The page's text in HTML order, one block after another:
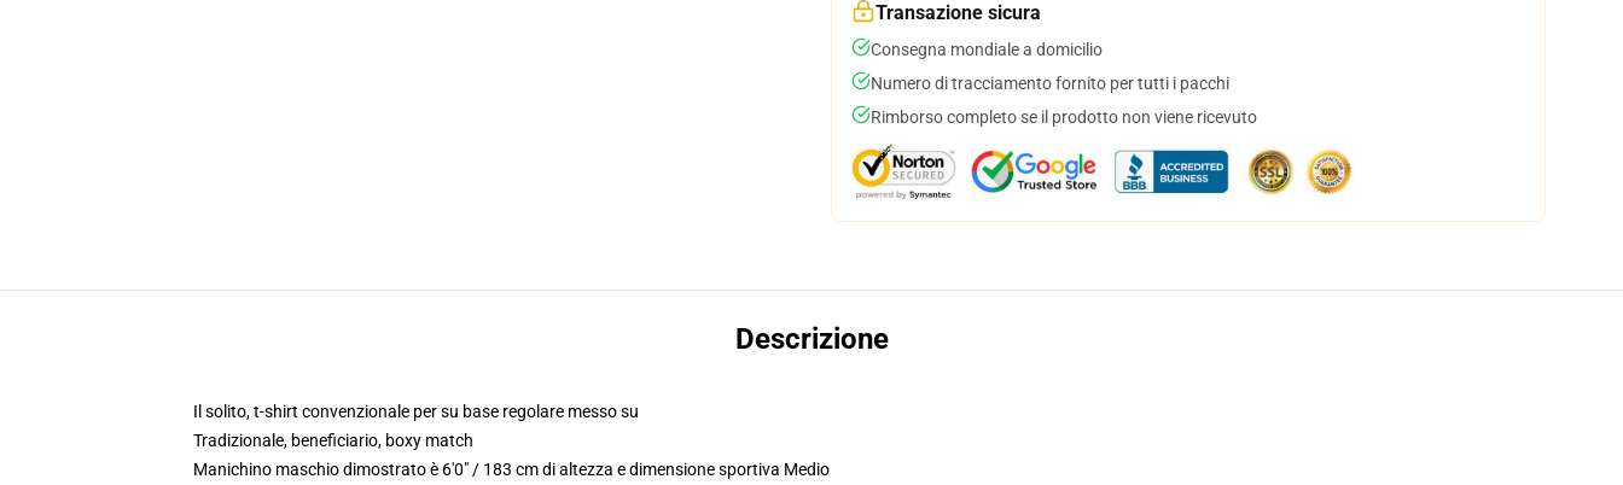
Transazione sicura
Consegna mondiale a domicilio
Numero di tracciamento fornito per tutti i pacchi
Rimborso completo se il prodotto non viene ricevuto
Descrizione
Il solito, t-shirt convenzionale per su base regolare messo su
Tradizionale, beneficiario, boxy match
Manichino maschio dimostrato è 6'0" / 183 cm di altezza e dimensione sportiva Medio